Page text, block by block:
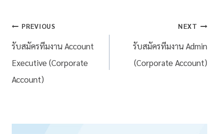
PREVIOUS
รับสมัครทีมงาน Account
Executive (Corporate
Account)
NEXT
รับสมัครทีมงาน Admin
(Corporate Account)